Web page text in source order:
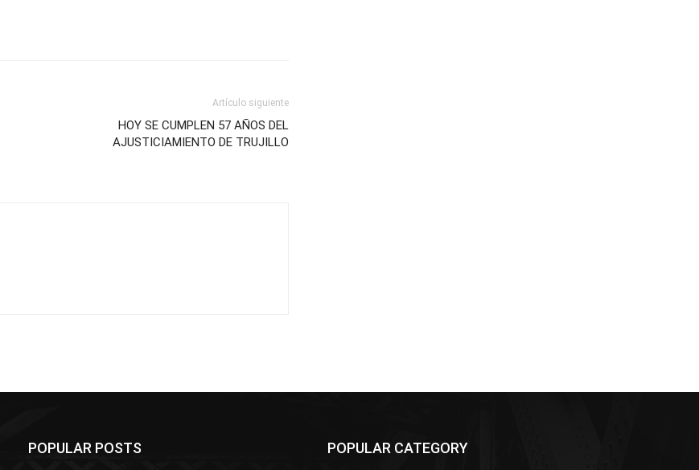
Artículo siguiente
HOY SE CUMPLEN 57 AÑOS DEL
AJUSTICIAMIENTO DE TRUJILLO
POPULAR POSTS POPULAR CATEGORY